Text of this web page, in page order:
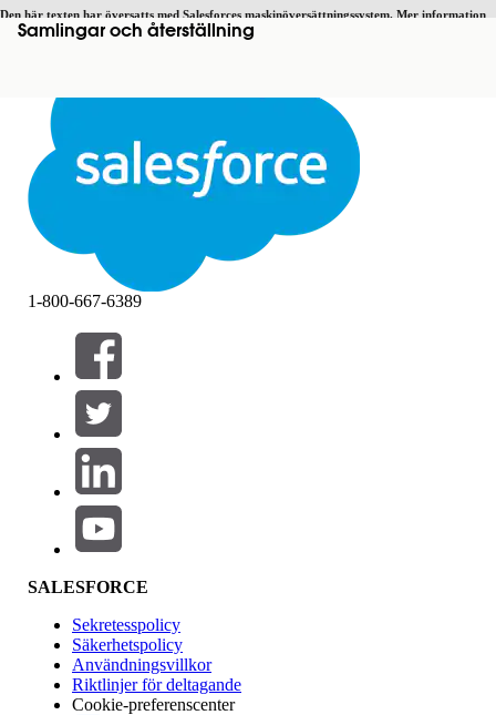
Den här texten har översatts med Salesforces maskinöversättningssystem. Mer information
. Byt till engelska Inte nu
StängStäng
Samlingar och återställning
Filter (0)
VÄLJ FILTER
Produktområde
Funktionspåverkan
1-800-667-6389
SALESFORCE
Sekretesspolicy
Säkerhetspolicy
Användningsvillkor
Riktlinjer för deltagande
Cookie-preferenscenter